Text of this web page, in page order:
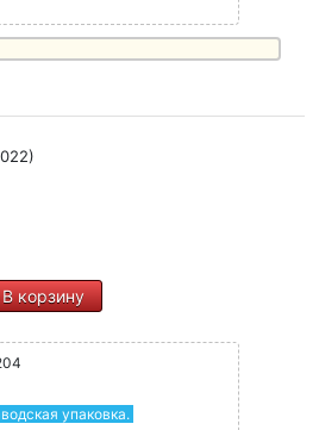
В корзину
упаковка.